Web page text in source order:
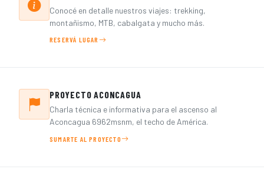
Conocé en detalle nuestros viajes: trekking,
montañismo, MTB, cabalgata y mucho más.
RESERVÁ LUGAR
PROYECTO ACONCAGUA
Charla técnica e informativa para el ascenso al
Aconcagua 6962msnm, el techo de América.
SUMARTE AL PROYECTO